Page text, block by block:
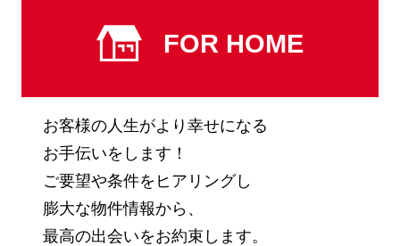
FOR HOME
お客様の人生がより幸せになる
お手伝いをします！
ご要望や条件をヒアリングし
膨大な物件情報から、
最高の出会いをお約束します。